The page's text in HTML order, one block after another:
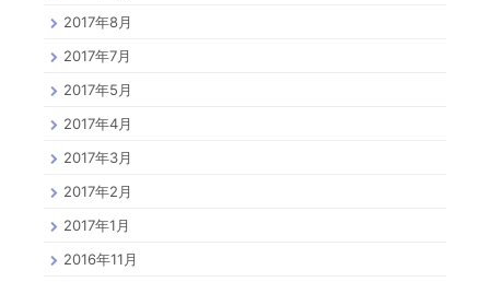
2017年8月
2017年7月
2017年5月
2017年4月
2017年3月
2017年2月
2017年1月
2016年11月